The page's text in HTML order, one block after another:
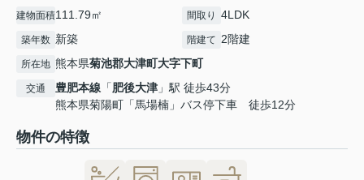
建物面積111.79㎡ 間取り 4LDK
築年数 新築 階建て 2階建
所在地 熊本県菊池郡大津町大字下町
交通 豊肥本線 「肥後大津 」駅 徒歩43分
熊本県菊陽町「馬場楠」バス停下車 徒歩12分
物件の特徴